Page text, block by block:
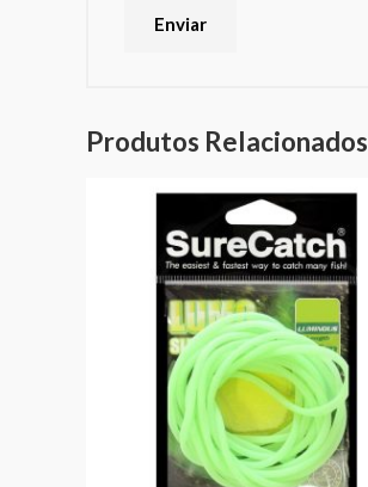
Produtos Relacionados